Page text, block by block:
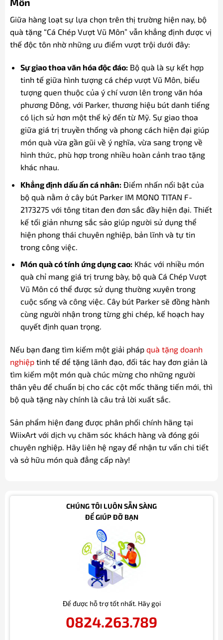
Giữa hàng loạt sự lựa chọn trên thị trường hiện nay, bộ
quà tặng “Cá Chép Vượt Vũ Môn” vẫn khẳng định được vị
thế độc tôn nhờ những ưu điểm vượt trội dưới đây:
Sự giao thoa văn hóa độc đáo: Bộ quà là sự kết hợp
tinh tế giữa hình tượng cá chép vượt Vũ Môn, biểu
tượng quen thuộc của ý chí vươn lên trong văn hóa
phương Đông, với Parker, thương hiệu bút danh tiếng
có lịch sử hơn một thế kỷ đến từ Mỹ. Sự giao thoa
giữa giá trị truyền thống và phong cách hiện đại giúp
món quà vừa gần gũi về ý nghĩa, vừa sang trọng về
hình thức, phù hợp trong nhiều hoàn cảnh trao tặng
khác nhau.
Khẳng định dấu ấn cá nhân: Điểm nhấn nổi bật của
bộ quà nằm ở cây bút Parker IM MONO TITAN F-
2173275 với tông titan đen đơn sắc đầy hiện đại. Thiết
kế tối giản nhưng sắc sảo giúp người sử dụng thể
hiện phong thái chuyên nghiệp, bản lĩnh và tự tin
trong công việc.
Món quà có tính ứng dụng cao: Khác với nhiều món
quà chỉ mang giá trị trưng bày, bộ quà Cá Chép Vượt
Vũ Môn có thể được sử dụng thường xuyên trong
cuộc sống và công việc. Cây bút Parker sẽ đồng hành
cùng người nhận trong từng ghi chép, kế hoạch hay
quyết định quan trọng.
Nếu bạn đang tìm kiếm một giải pháp quà tặng doanh
nghiệptinh tế để tặng lãnh đạo, đối tác hay đơn giản là
tìm kiếm một món quà chúc mừng cho những người
thân yêu để chuẩn bị cho các cột mốc thăng tiến mới, thì
bộ quà tặng này chính là câu trả lời xuất sắc.
Sản phẩm hiện đang được phân phối chính hãng tại
WiixArt với dịch vụ chăm sóc khách hàng và đóng gói
chuyên nghiệp. Hãy liên hệ ngay để nhận tư vấn chi tiết
và sở hữu món quà đẳng cấp này!
CHÚNG TÔI LUÔN SẴN SÀNG
ĐỂ GIÚP ĐỠ BẠN
Để được hỗ trợ tốt nhất. Hãy gọi
0824.263.789